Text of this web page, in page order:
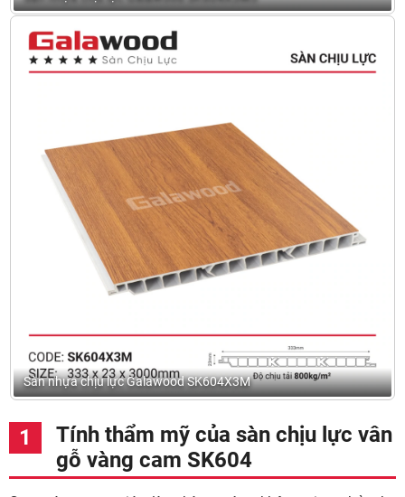
Sàn nhựa chịu lực Galawood SK604X3M
Tính thẩm mỹ của sàn chịu lực vân
gỗ vàng cam SK604